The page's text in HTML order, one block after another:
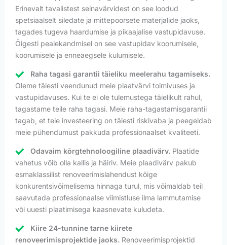
Erinevalt tavalistest seinavärvidest on see loodud
spetsiaalselt siledate ja mittepoorsete materjalide jaoks,
tagades tugeva haardumise ja pikaajalise vastupidavuse.
Õigesti pealekandmisel on see vastupidav koorumisele,
koorumisele ja enneaegsele kulumisele.
Raha tagasi garantii täieliku meelerahu tagamiseks.
Oleme täiesti veendunud meie plaatvärvi toimivuses ja
vastupidavuses. Kui te ei ole tulemustega täielikult rahul,
tagastame teile raha tagasi. Meie raha-tagastamisgarantii
tagab, et teie investeering on täiesti riskivaba ja peegeldab
meie pühendumust pakkuda professionaalset kvaliteeti.
Odavaim kõrgtehnoloogiline plaadivärv. Plaatide
vahetus võib olla kallis ja häiriv. Meie plaadivärv pakub
esmaklassilist renoveerimislahendust kõige
konkurentsivõimelisema hinnaga turul, mis võimaldab teil
saavutada professionaalse viimistluse ilma lammutamise
või uuesti plaatimisega kaasnevate kuludeta.
Kiire 24-tunnine tarne kiirete
renoveerimisprojektide jaoks. Renoveerimisprojektid